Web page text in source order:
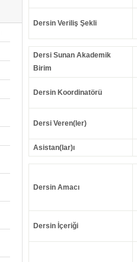
Dersin Veriliş Şekli
Dersi Sunan Akademik
Birim
Dersin Koordinatörü
Dersi Veren(ler)
Asistan(lar)ı
Dersin Amacı
Dersin İçeriği